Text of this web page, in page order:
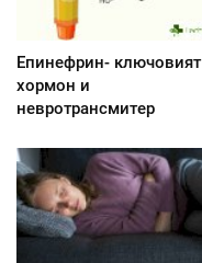
Епинефрин- ключовият
хормон и
невротрансмитер